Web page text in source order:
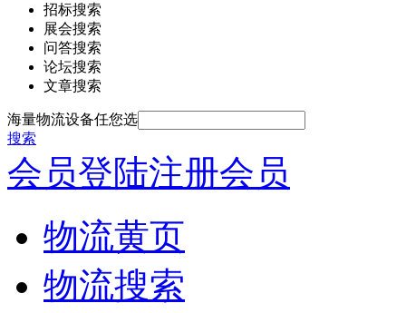
招标搜索
展会搜索
问答搜索
论坛搜索
文章搜索
海量物流设备任您选
搜索
会员登陆注册会员
物流黄页
物流搜索